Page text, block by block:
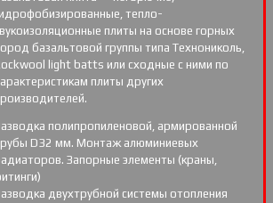
тепло-
плиты на основе горных
базальтовой группы типа Технониколь,
light batts или сходные с ними по
плиты других
полипропиленовой, армированной
D32 мм. Монтаж алюминиевых
Запорные элементы (краны,
двухтрубной системы отопления